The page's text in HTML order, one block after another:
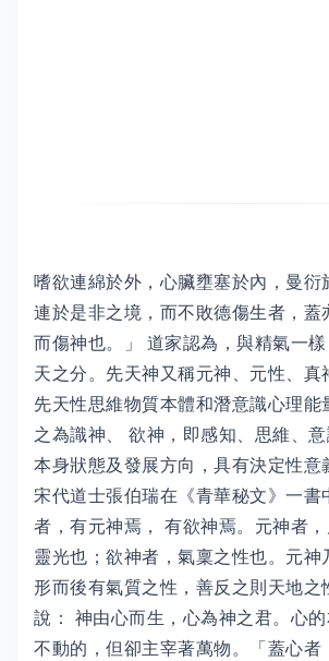
嗜欲連綿於外，心臟壅塞於內，曼衍
連於是非之境，而不敗德傷生者，蓋
而傷神也。」 道家認為，與精氣一
天之分。先天神又稱元神、元性、真
先天性思維物質本體和潛意識心理能
之為識神、 欲神，即感知、思維、
本身狀態及發展方向，具有決定性意
宋代道士張伯瑞在《青華秘文》一書
者，有元神焉， 有欲神焉。元神者
靈光也；欲神者，氣稟之性也。元神
形而後有氣質之性，善反之則天地之
說： 神由心而生，心為神之君。心的
不動的，但卻主宰著萬物。「蓋心者